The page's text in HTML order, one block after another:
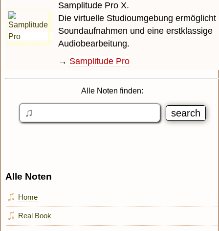
Samplitude Pro X.
Die virtuelle Studioumgebung ermöglicht
Soundaufnahmen und eine erstklassige
Audiobearbeitung.
→ Samplitude Pro
Alle Noten finden:
Alle Noten
Home
Real Book